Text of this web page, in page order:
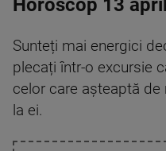
Horoscop 13
Sunteți mai energici
plecați într-o excursie
celor care așteaptă
la ei.